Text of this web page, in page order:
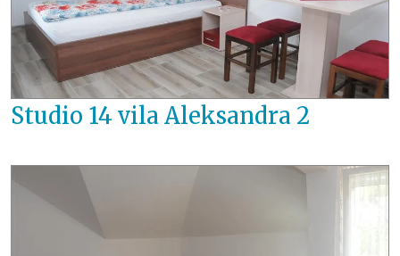
Studio 14 vila Aleksandra 2